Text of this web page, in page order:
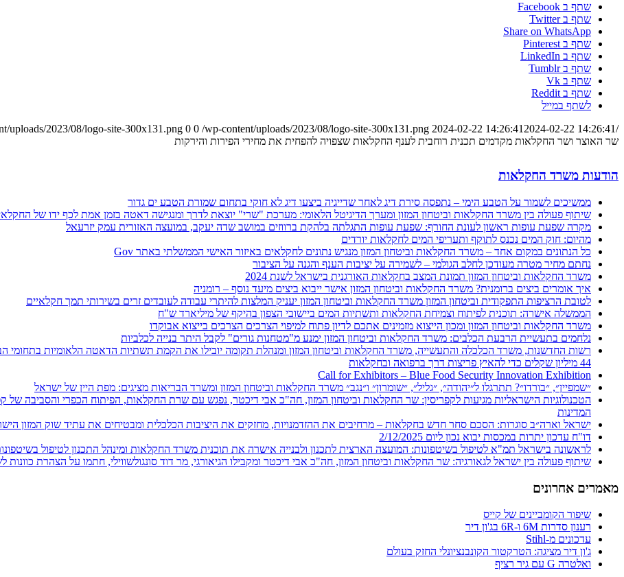
שתף ב Facebook
שתף ב Twitter
Share on WhatsApp
שתף ב Pinterest
שתף ב LinkedIn
שתף ב Tumblr
שתף ב Vk
שתף ב Reddit
לשתף במייל
/wp-content/uploads/2023/08/logo-site-300x131.png
0 0 /wp-content/uploads/2023/08/logo-site-300x131.png 2024-02-22 14:26:41 2024-02-22 14:26:41
שר האוצר ושר החקלאות מקדמים תכנית רוחבית לענף החקלאות שצפויה להפחית את מחירי הפירות והירקות
הודעות משרד החקלאות
ממשיכים לשמור על הטבע הימי – נתפסה סירת דיג לאחר שדייגיה ביצעו דיג לא חוקי בתחום שמורת הטבע ים גדור
שיתוף פעולה בין משרד החקלאות וביטחון המזון ומערך הדיגיטל הלאומי: מערכת "שרי" יוצאת לדרך ומנגישה דאטה בזמן אמת לכף ידו של החקלאי על למעלה מ-90 גידולים, תחזיות השקיה
מקרה שפעת עופות ראשון לעונת החורף: שפעת עופות התגלתה בלהקת ברווזים במושב שדה יעקב, במועצה האזורית עמק יזרעאל
מהיום: חוק המים נכנס לתוקף ותעריפי המים לחקלאות יורדים
כל הנתונים במקום אחד – משרד החקלאות וביטחון המזון מנגיש נתונים לחקלאים באיזור האישי הממשלתי באתר Gov
נחתם מחיר מטרה מעודכן לחלב הגולמי – לשמירה על יציבות הענף והגנה על הציבור
משרד החקלאות וביטחון המזון תמונת המצב בחקלאות האורגנית בישראל לשנת 2024
איך אומרים ביצים ברומנית? משרד החקלאות וביטחון המזון אישר ייבוא ביצים מיעד נוסף – רומניה
לטובת הרציפות התפקודית וביטחון המזון משרד החקלאות וביטחון המזון יעניק המלצות להיתרי עבודה לעובדים זרים בשירותי תמך חקלאיים
הממשלה אישרה: תוכנית לפיתוח וצמיחת החקלאות ותשתיות המים ביישובי הצפון בהיקף של מיליארד ש"ח
משרד החקלאות וביטחון המזון ומכון הייצוא מזמינים אתכם לדיון פתוח למיפוי הצרכים הצרכים בייצוא אבוקדו
נלחמים בתעשיית הרבעת הכלבים: משרד החקלאות וביטחון המזון ימנע מ"מטחנות גורים" לקבל היתר בנייה לכלביות
44 מיליון שקלים כדי להאיץ פריצות דרך ברפואה ובחקלאות
Call for Exhibitors – Blue Food Security Innovation Exhibition
״שמפיין״, ״בורדו״? תתרגלו ל״יהודה״, ״גליל״, ״שומרון״ ו״נגב״ משרד החקלאות וביטחון המזון ומשרד הבריאות מציגים: מפת היין של ישראל
הטכנולוגיות הישראליות מגיעות לקפריסין: שר החקלאות וביטחון המזון, חה"כ אבי דיכטר, נפגש עם שרת החקלאות, הפיתוח הכפרי והסביבה של
המדינות
ישראל וארה״ב סוגרות: הסכם סחר חדש בחקלאות – מרחיבים את ההזדמנויות, מחזקים את היציבות הכלכלית ומבטיחים את עתיד שוק המזון
דו"ח עדכון יתרות במכסות יבוא נכון ליום 2/12/2025
לראשונה בישראל תמ"א לטיפול בשיטפונות: המועצה הארצית לתכנון ולבנייה אישרה את תוכנית משרד החקלאות ומינהל התכנון לטיפול
שיתוף פעולה בין ישראל לגאורגיה: שר החקלאות וביטחון המזון, חה"כ אבי דיכטר ומקבילו הגיאורגי, מר דוד סונגולשווילי, חתמו על הצהרת כוונות
מאמרים אחרונים
שיפור הקומביינים של קייס
רענון סדרות 6M ו-6R בג'ון דיר
עדכונים מ-Stihl
ג'ון דיר מציגה: הטרקטור הקונבנציונלי החזק בעולם
ואלטרה G עם גיר רציף